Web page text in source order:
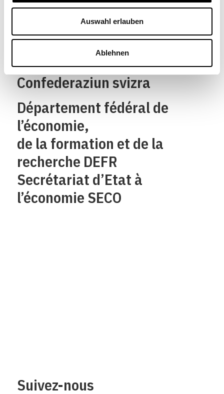
Auswahl erlauben
Ablehnen
Schweizerische
Eidgenossenschaft
Confédération suisse
Confederazione Svizzera
Confederaziun svizra
Département fédéral de
l’économie,
de la formation et de la
recherche DEFR
Secrétariat d’Etat à
l’économie SECO
Suivez-nous